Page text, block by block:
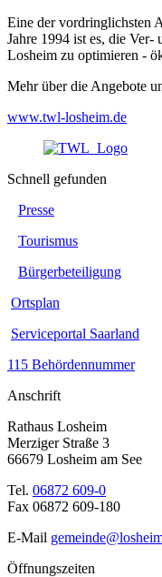
Eine der vordringlichsten
Jahre 1994 ist es, die
Losheim zu optimieren -
Mehr über die Angebote
www.twl-losheim.de
Schnell gefunden
Presse
Tourismus
Bürgerbeteiligung
Ortsplan
Serviceportal Saarland
115 Behördennummer
Anschrift
Rathaus Losheim
Merziger Straße 3
66679 Losheim am See
Tel. 06872 609-0
Fax 06872 609-180
E-Mail
Öffnungszeiten